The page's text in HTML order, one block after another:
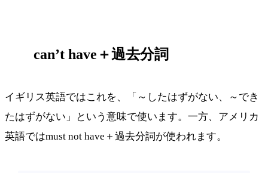
can’t have＋過去分詞
イギリス英語ではこれを、「～したはずがない、～でき
たはずがない」という意味で使います。一方、アメリカ
英語ではmust not have＋過去分詞が使われます。